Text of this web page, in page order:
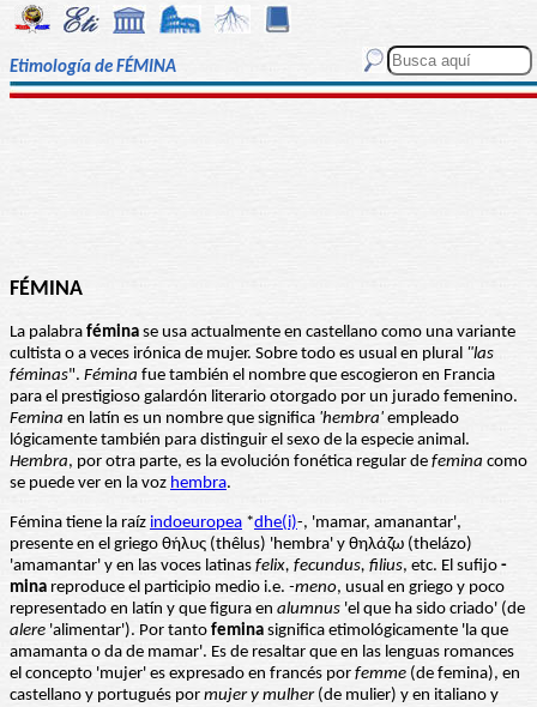
Etimología de FÉMINA
FÉMINA
La palabra fémina se usa actualmente en castellano como una variante
cultista o a veces irónica de mujer. Sobre todo es usual en plural "las
féminas". Fémina fue también el nombre que escogieron en Francia
para el prestigioso galardón literario otorgado por un jurado femenino.
Femina en latín es un nombre que significa 'hembra' empleado
lógicamente también para distinguir el sexo de la especie animal.
Hembra, por otra parte, es la evolución fonética regular de femina como
se puede ver en la voz hembra.
Fémina tiene la raíz indoeuropea *dhe(i)-, 'mamar, amanantar',
presente en el griego θήλυς (thêlus) 'hembra' y θηλάζω (thelázo)
'amamantar' y en las voces latinas felix, fecundus, filius, etc. El sufijo -
mina reproduce el participio medio i.e. -meno, usual en griego y poco
representado en latín y que figura en alumnus 'el que ha sido criado' (de
alere 'alimentar'). Por tanto femina significa etimológicamente 'la que
amamanta o da de mamar'. Es de resaltar que en las lenguas romances
el concepto 'mujer' es expresado en francés por femme (de femina), en
castellano y portugués por mujer y mulher(de mulier) y en italiano y